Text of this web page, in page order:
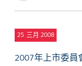
25 三月 2008
2007年上市委員